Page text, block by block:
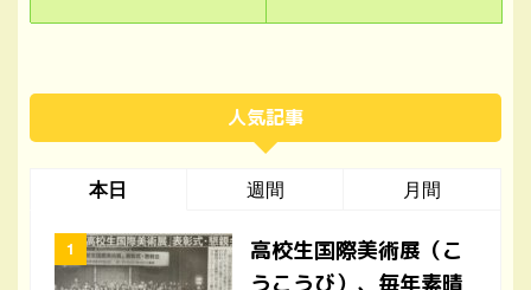
人気記事
本日 週間 月間
高校生国際美術展（こ
うこうび）、毎年素晴